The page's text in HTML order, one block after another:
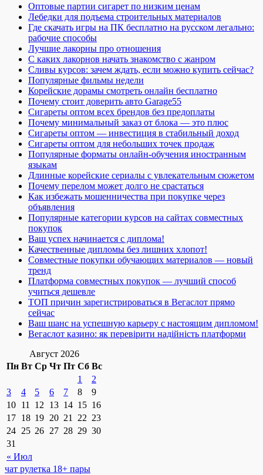
Оптовые партии сигарет по низким ценам
Лебедки для подъема строительных материалов
Где скачать игры на ПК бесплатно на русском легально:
рабочие способы
Лучшие лакорны про отношения
С каких лакорнов начать знакомство с жанром
Сливы курсов: зачем ждать, если можно купить сейчас?
Популярные фильмы недели
Корейские дорамы смотреть онлайн бесплатно
Почему стоит доверить авто Garage55
Сигареты оптом всех брендов без предоплаты
Почему минимальный заказ от блока — это плюс
Сигареты оптом — инвестиция в стабильный доход
Сигареты оптом для небольших точек продаж
Популярные форматы онлайн-обучения иностранным
языкам
Длинные корейские сериалы с увлекательным сюжетом
Почему перелом может долго не срастаться
Как избежать мошенничества при покупке через
объявления
Популярные категории курсов на сайтах совместных
покупок
Ваш успех начинается с диплома!
Качественные дипломы без лишних хлопот!
Совместные покупки обучающих материалов — новый
тренд
Платформа совместных покупок — лучший способ
учиться дешевле
ТОП причин зарегистрироваться в Вегаслот прямо
сейчас
Ваш шанс на успешную карьеру с настоящим дипломом!
Вегаслот казино: як перевірити надійність платформи
Август 2026
Пн Вт Ср Чт Пт Сб Вс
« Июл
1
2
3
4 5 6 7 8
9
10 11 12 13 14 15 16
17 18 19 20 21 22 23
24 25 26 27 28 29 30
31
чат рулетка 18+ пары